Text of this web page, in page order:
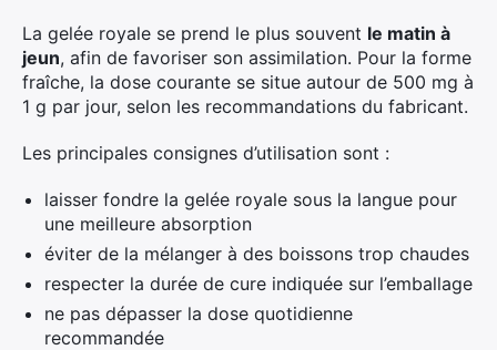
La gelée royale se prend le plus souvent le matin à
jeun, afin de favoriser son assimilation. Pour la forme
fraîche, la dose courante se situe autour de 500 mg à
1 g par jour, selon les recommandations du fabricant.
Les principales consignes d’utilisation sont :
laisser fondre la gelée royale sous la langue pour
une meilleure absorption
éviter de la mélanger à des boissons trop chaudes
respecter la durée de cure indiquée sur l’emballage
ne pas dépasser la dose quotidienne
recommandée